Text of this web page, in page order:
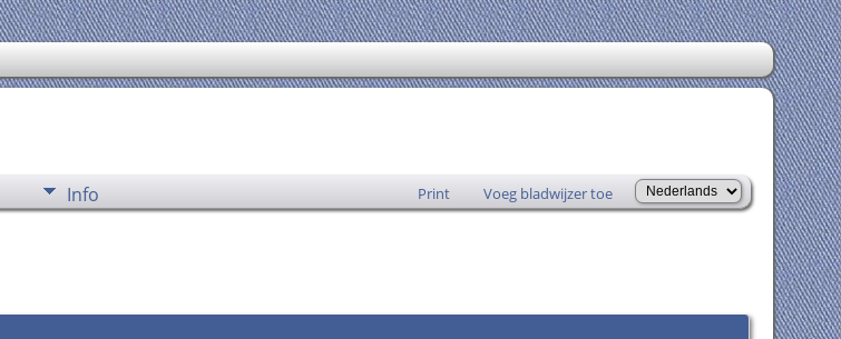
Info Print Voeg bladwijzer toe